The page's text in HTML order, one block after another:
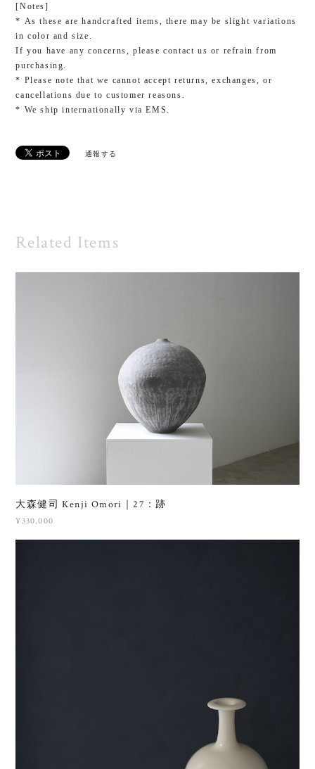
[Notes]
* As these are handcrafted items, there may be slight variations
in color and size.
If you have any concerns, please contact us or refrain from
purchasing.
* Please note that we cannot accept returns, exchanges, or
cancellations due to customer reasons.
* We ship internationally via EMS.
通報する
Related Items
大森健司 Kenji Omori｜27：跡
¥330,000